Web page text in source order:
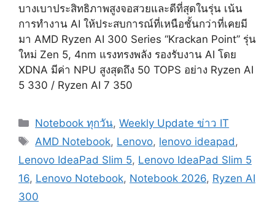
บางเบาประสิทธิภาพสูงจอสวยและดีที่สุดในรุ่น เน้น
การทำงาน AI ให้ประสบการณ์ที่เหนือชั้นกว่าที่เคยมี
มา AMD Ryzen AI 300 Series “Krackan Point” รุ่น
ใหม่ Zen 5, 4nm แรงทรงพลัง รองรับงาน AI โดย
XDNA มีค่า NPU สูงสุดถึง 50 TOPS อย่าง Ryzen AI
5 330 / Ryzen AI 7 350
Categories
Notebook ทุกวัน,Weekly Update ข่าว IT
Tags
AMD Notebook, Lenovo, lenovo ideapad,
Lenovo IdeaPad Slim 5, Lenovo IdeaPad Slim 5
16, Lenovo Notebook, Notebook 2026, Ryzen AI
300